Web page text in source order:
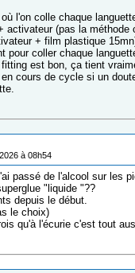
l'on colle chaque
activateur (pas la méthode
+ film plastique
pour coller chaque
est bon, ça tient
cours de cycle si un
à 08h54
passé de l'alcool sur les
"liquide "??
depuis le début.
le choix)
qu'à l'écurie c'est tout